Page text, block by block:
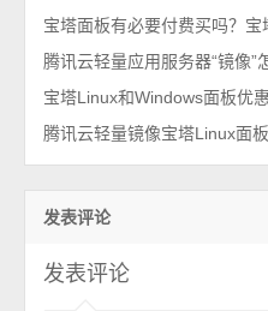
腾讯云轻量应用服务器“镜像”
腾讯云轻量镜像宝塔Linux面
发表评论
发表评论